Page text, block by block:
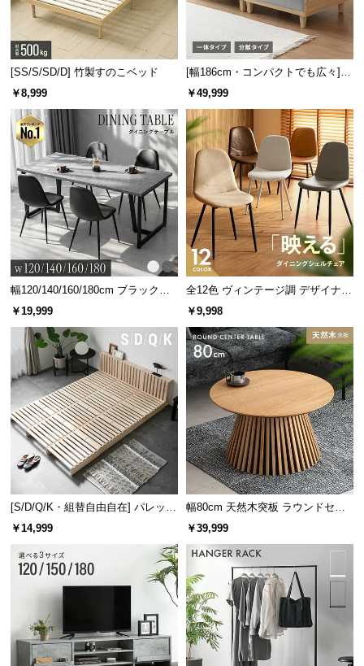
[SS/S/SD/D] 竹製すのこベッド
￥8,999
[幅186cm・コンパクトでも広々] 3
人掛けソファベッド リクライニン
￥49,999
幅120/140/160/180cm ブラックフ
レーム ダイニング 大理石調 4人掛
￥19,999
全12色 ヴィンテージ調 デザイナー
ズシェルチェア
￥9,998
[S/D/Q/K・組替自由自在] パレット
ベッド 8/12/16枚セット
￥14,999
幅80cm 天然木突板 ラウンドセン
ターテーブル 美しい格子デザイン
￥39,999